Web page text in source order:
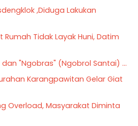
,Diduga Lakukan
Tidak Layak Huni, Datim
"Ngobras" (Ngobrol Santai) ...
Karangpawitan Gelar Giat
Overload, Masyarakat Diminta